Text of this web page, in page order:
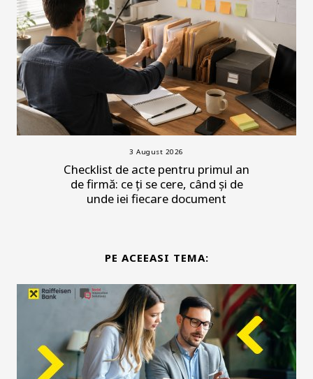
3 August 2026
Checklist de acte pentru primul an
de firmă: ce ți se cere, când și de
unde iei fiecare document
PE ACEEASI TEMA: